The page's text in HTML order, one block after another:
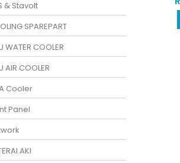
& Stavolt
SPAREPART
WATER COOLER
AIR COOLER
Cooler
Panel
AKI